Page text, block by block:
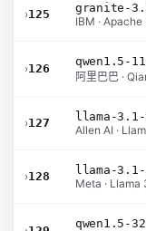
›125
granite-
IBM · Apache
›126
qwen1.5-
阿里巴巴 ·
›127
llama-
Allen AI ·
›128
llama-
Meta · Llama
qwen1.5-